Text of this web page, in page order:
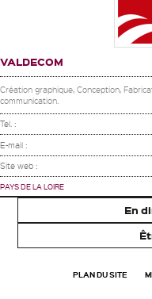
VALDECOM
Création graphique, Conception,
communication.
Tel. :
E-mail :
Site web :
PAYS DE LA LOIRE
En
PLAN DU SITE